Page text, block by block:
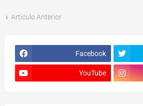
Artículo Anterior
Facebook
YouTube